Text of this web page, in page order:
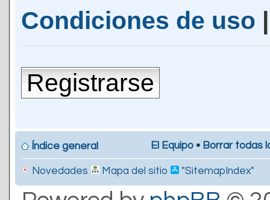
Condiciones de uso
Registrarse
Índice general El Equipo • Borrar todas
Novedades Mapa del sitio "SitemapIndex"